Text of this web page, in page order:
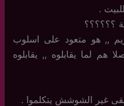
.
؟؟؟؟؟؟
,, هو متعود على اسلوب
هم لما يقابلوه ,, يقابلوه
غير الشوشش يتكلموا .